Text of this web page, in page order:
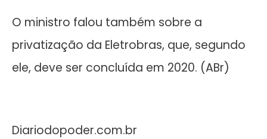
O ministro falou também sobre a
privatização da Eletrobras, que, segundo
ele, deve ser concluída em 2020. (ABr)
Diariodopoder.com.br